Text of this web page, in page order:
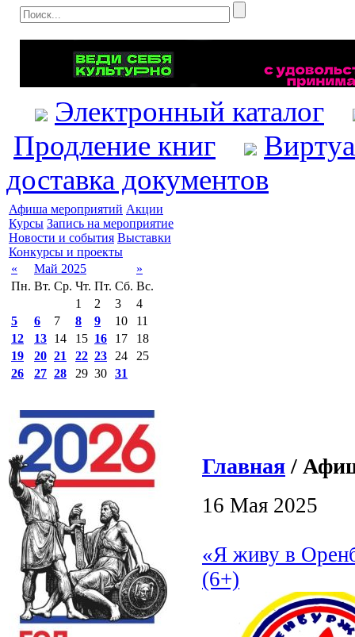
Электронный каталог
Продление книг
доставка документов
Афиша мероприятий Акции
Курсы Запись на мероприятие
Новости и события Выставки
Конкурсы и проекты
«
Май 2025
»
Пн. Вт. Ср. Чт. Пт. Сб. Вс.
1
2 3
4
5
6 7 8 9 10
11
12
13 14 15 16 17
18
19
20 21 22 23 24
25
26
27 28 29 30 31
Главная /
16 Мая 2025
«Я живу в
(6+)